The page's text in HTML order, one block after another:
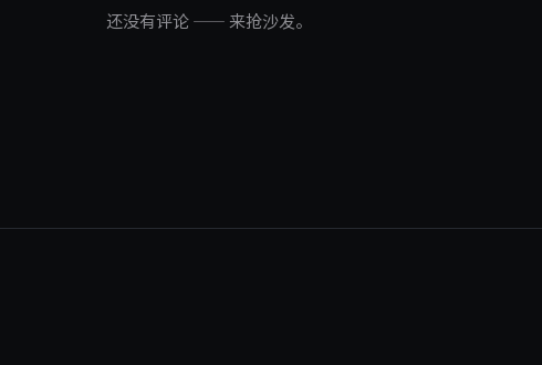
还没有评论 —— 来抢沙发。